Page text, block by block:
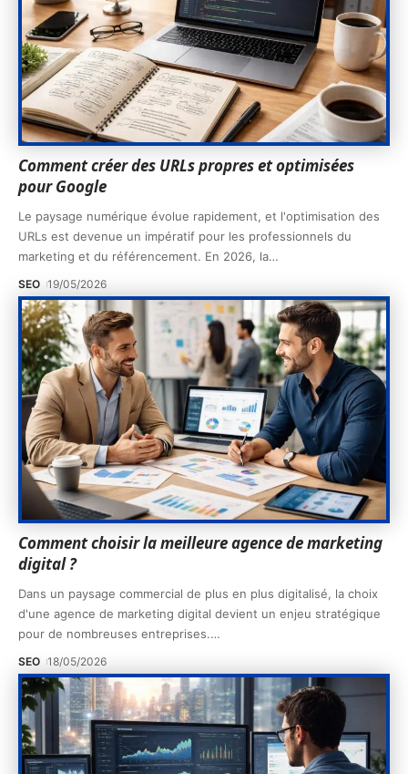
Comment créer des URLs propres et optimisées
pour Google
Le paysage numérique évolue rapidement, et l'optimisation des
URLs est devenue un impératif pour les professionnels du
marketing et du référencement. En 2026, la…
SEO 19/05/2026
Comment choisir la meilleure agence de marketing
digital ?
Dans un paysage commercial de plus en plus digitalisé, la choix
d'une agence de marketing digital devient un enjeu stratégique
pour de nombreuses entreprises.…
SEO 18/05/2026